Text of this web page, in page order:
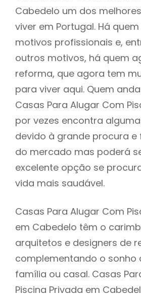
Cabedelo um dos
viver em Portugal. Há
motivos profissionais e,
outros motivos, há quem
reforma, que agora tem
para viver aqui. Quem
Casas Para Alugar Com
por vezes encontra
devido à grande procura
do mercado mas poderá
excelente opção se
vida mais saudável.
Casas Para Alugar Com
em Cabedelo têm o
arquitetos e designers de
complementando o sonho
família ou casal. Casas
Piscina Privada em